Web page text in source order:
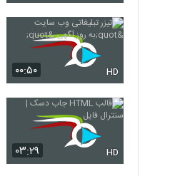
۰۰:۵۰ HD
۰۳:۲۹ HD